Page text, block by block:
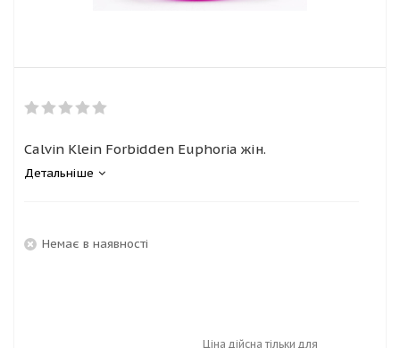
Calvin Klein Forbidden Euphoria жін.
Детальніше
Немає в наявності
Ціна дійсна тільки для